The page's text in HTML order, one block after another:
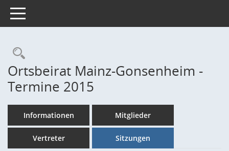
Toggle navigation
Rechercheauswahl
Ortsbeirat Mainz-Gonsenheim -
Termine 2015
Informationen Mitglieder
Vertreter Sitzungen